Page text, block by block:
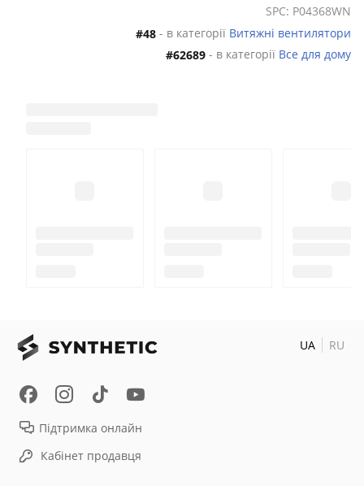
SPC: P04368WN
#48 - в категорії Витяжні вентилятори
#62689 - в категорії Все для дому
Підтримка онлайн
Кабінет продавця
UA RU